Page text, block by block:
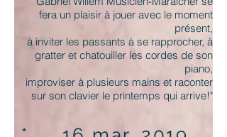
fera un plaisir à jouer avec le moment
présent,
à inviter les passants à se rapprocher, à
gratter et chatouiller les cordes de son
piano,
improviser à plusieurs mains et raconter
sur son clavier le printemps qui arrive!"